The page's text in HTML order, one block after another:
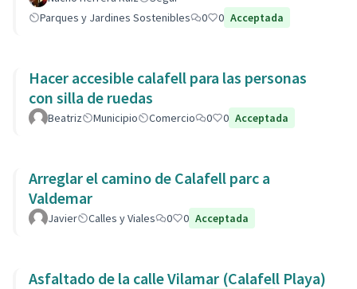
Parques y Jardines Sostenibles
0 0 Acceptada
Hacer accesible calafell para las personas
con silla de ruedas
Beatriz Municipio Comercio 0 0 Acceptada
Arreglar el camino de Calafell parc a
Valdemar
Javier Calles y Viales 0 0 Acceptada
Asfaltado de la calle Vilamar (Calafell Playa)